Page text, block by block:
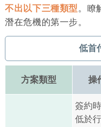
不出以下三種類型 。瞭
潛在危機的第一步。
低首
方案類型 操
簽約
低於